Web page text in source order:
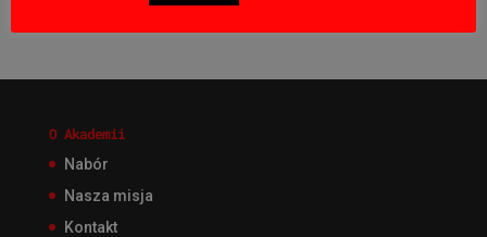
O Akademii
Nabór
Nasza misja
Kontakt